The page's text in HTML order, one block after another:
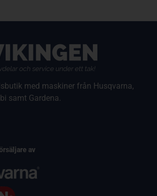
med maskiner från Husqvarna,
samt Gardena.
av